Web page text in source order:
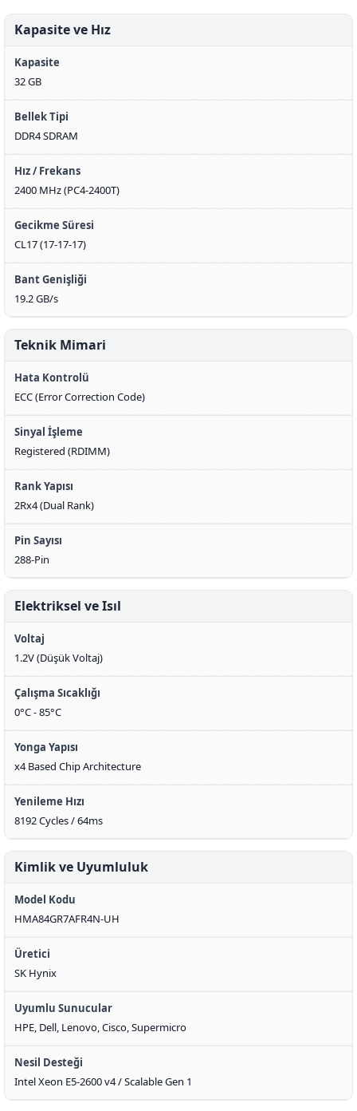
Kapasite ve Hız
Kapasite
32 GB
Bellek Tipi
DDR4 SDRAM
Hız / Frekans
2400 MHz (PC4-2400T)
Gecikme Süresi
CL17 (17-17-17)
Bant Genişliği
19.2 GB/s
Teknik Mimari
Hata Kontrolü
ECC (Error Correction Code)
Sinyal İşleme
Registered (RDIMM)
Rank Yapısı
2Rx4 (Dual Rank)
Pin Sayısı
288-Pin
Elektriksel ve Isıl
Voltaj
1.2V (Düşük Voltaj)
Çalışma Sıcaklığı
0°C - 85°C
Yonga Yapısı
x4 Based Chip Architecture
Yenileme Hızı
8192 Cycles / 64ms
Kimlik ve Uyumluluk
Model Kodu
HMA84GR7AFR4N-UH
Üretici
SK Hynix
Uyumlu Sunucular
HPE, Dell, Lenovo, Cisco, Supermicro
Nesil Desteği
Intel Xeon E5-2600 v4 / Scalable Gen 1